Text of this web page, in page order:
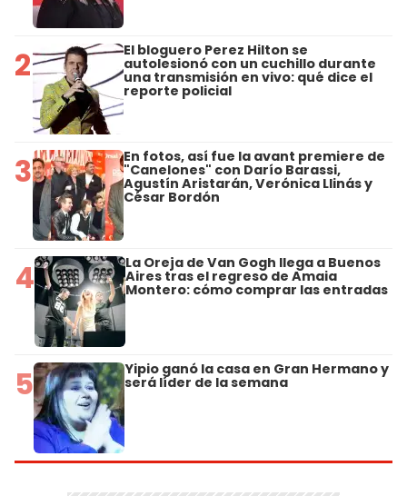
2 El bloguero Perez Hilton se
autolesionó con un cuchillo durante
una transmisión en vivo: qué dice el
reporte policial
3 En fotos, así fue la avant premiere de
"Canelones" con Darío Barassi,
Agustín Aristarán, Verónica Llinás y
César Bordón
4 La Oreja de Van Gogh llega a Buenos
Aires tras el regreso de Amaia
Montero: cómo comprar las entradas
5 Yipio ganó la casa en Gran Hermano y
será líder de la semana